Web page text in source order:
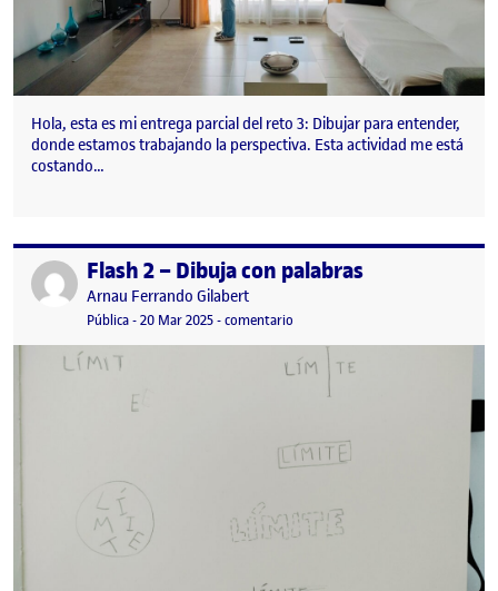
Hola, esta es mi entrega parcial del reto 3: Dibujar para entender,
donde estamos trabajando la perspectiva. Esta actividad me está
costando…
Publicado porFlash 2 – Dibuja con palabras
Publicado por
Arnau Ferrando Gilabert
Visibilidad:
Pública-Fecha de publicación
20 Mar 202524 abril, 2025 3:50 pm
-comentario